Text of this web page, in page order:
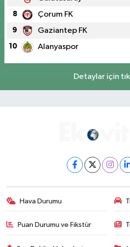
8 Çorum FK
9 Gaziantep FK
10 Alanyaspor
Detaylar için
Hava Durumu
Puan Durumu ve Fikstür